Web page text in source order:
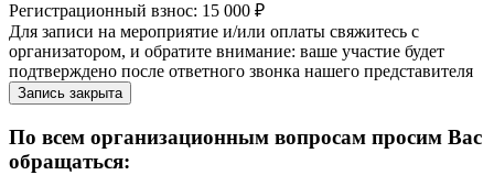
Регистрационный взнос: 15 000 ₽
Для записи на мероприятие и/или оплаты свяжитесь с
организатором, и обратите внимание: ваше участие будет
подтверждено после ответного звонка нашего представителя
Запись закрыта
По всем организационным вопросам просим Вас
обращаться: